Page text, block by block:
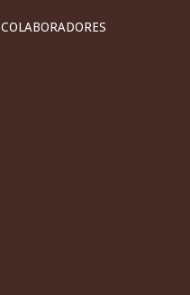
COLABORADORES